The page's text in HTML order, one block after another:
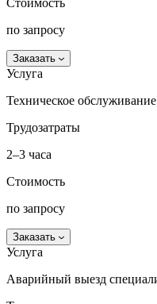
Стоимость
по запросу
Заказать
Услуга
Техническое
Трудозатраты
2–3 часа
Стоимость
по запросу
Заказать
Услуга
Аварийный выезд